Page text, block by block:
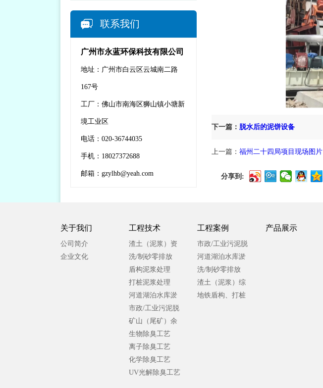
联系我们
广州市永蓝环保科技有限公司
地址：广州市白云区云城南二路
167号
工厂：佛山市南海区狮山镇小塘新
境工业区
电话：020-36744035
手机：18027372688
邮箱：gzylhb@yeah.com
下一篇： 脱水后的泥饼设备
上一篇： 福州二十四局项目现场图片
分享到:
关于我们
公司简介
企业文化
工程技术
渣土（泥浆）资
源化处理
洗/制砂零排放
盾构泥浆处理
打桩泥浆处理
河道湖泊水库淤
泥处理
市政/工业污泥脱
水处理
矿山（尾矿）余
泥处理
生物除臭工艺
离子除臭工艺
化学除臭工艺
UV光解除臭工艺
工程案例
市政/工业污泥脱
水处理
河道湖泊水库淤
泥处理
洗/制砂零排放
渣土（泥浆）综
合处理
地铁盾构、打桩
产品展示